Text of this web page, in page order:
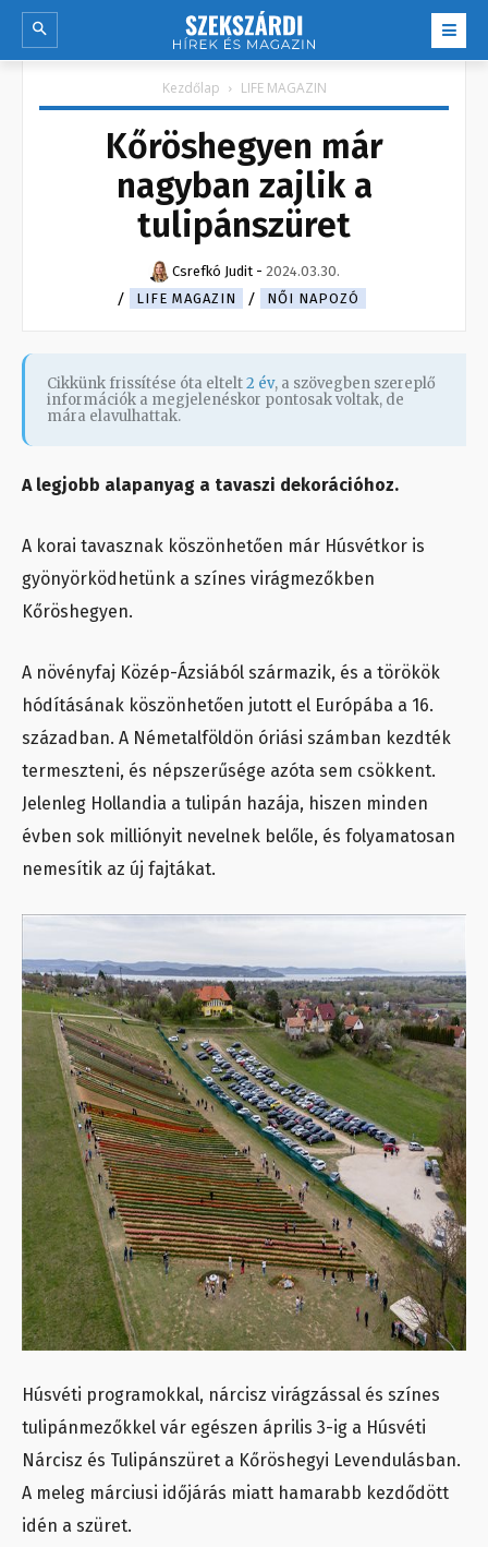
Kezdőlap LIFE MAGAZIN
Kőröshegyen már
nagyban zajlik a
tulipánszüret
Csrefkó Judit - 2024.03.30.
LIFE MAGAZIN
NŐI NAPOZÓ
Cikkünk frissítése óta eltelt2 év, a szövegben szereplő
információk a megjelenéskor pontosak voltak, de
mára elavulhattak.
A legjobb alapanyag a tavaszi dekorációhoz.
A korai tavasznak köszönhetően már Húsvétkor is
gyönyörködhetünk a színes virágmezőkben
Kőröshegyen.
A növényfaj Közép-Ázsiából származik, és a törökök
hódításának köszönhetően jutott el Európába a 16.
században. A Németalföldön óriási számban kezdték
termeszteni, és népszerűsége azóta sem csökkent.
Jelenleg Hollandia a tulipán hazája, hiszen minden
évben sok milliónyit nevelnek belőle, és folyamatosan
nemesítik az új fajtákat.
Húsvéti programokkal, nárcisz virágzással és színes
tulipánmezőkkel vár egészen április 3-ig a Húsvéti
Nárcisz és Tulipánszüret a Kőröshegyi Levendulásban.
A meleg márciusi időjárás miatt hamarabb kezdődött
idén a szüret.